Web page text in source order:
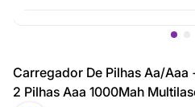
Carregador De Pilhas Aa/
2 Pilhas Aaa 1000Mah